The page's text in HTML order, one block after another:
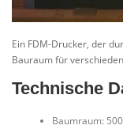
Ein FDM-Drucker, der
Bauraum für
Technische
Baumraum: